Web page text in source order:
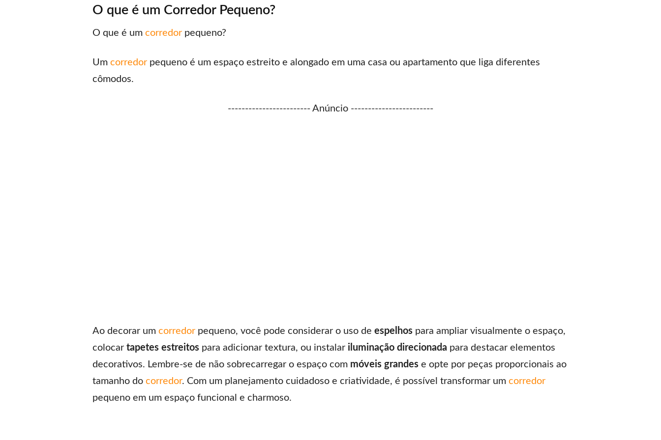
O que é um Corredor Pequeno?
O que é um corredor pequeno?
Um corredor pequeno é um espaço estreito e alongado em uma casa ou apartamento que liga diferentes
cômodos.
------------------------ Anúncio ------------------------
Ao decorar um corredor pequeno, você pode considerar o uso de espelhos para ampliar visualmente o espaço,
colocar tapetes estreitos para adicionar textura, ou instalar iluminação direcionada para destacar elementos
decorativos. Lembre-se de não sobrecarregar o espaço com móveis grandes e opte por peças proporcionais ao
tamanho do corredor. Com um planejamento cuidadoso e criatividade, é possível transformar um corredor
pequeno em um espaço funcional e charmoso.